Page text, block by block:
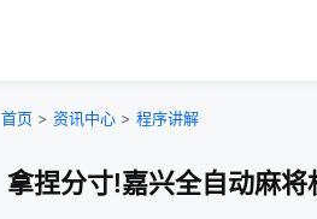
首页 > 资讯中心 > 程序讲解
拿捏分寸!嘉兴全自动麻